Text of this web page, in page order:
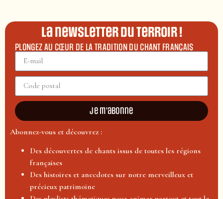
La newsletter du terroir !
PLONGEZ AU CŒUR DE LA TRADITION DU CHANT FRANÇAIS
Je m'abonne
Abonnez-vous et découvrez :
Des découvertes de chants issus de toutes les régions
françaises
Des histoires et anecdotes sur notre merveilleux et
précieux patrimoine